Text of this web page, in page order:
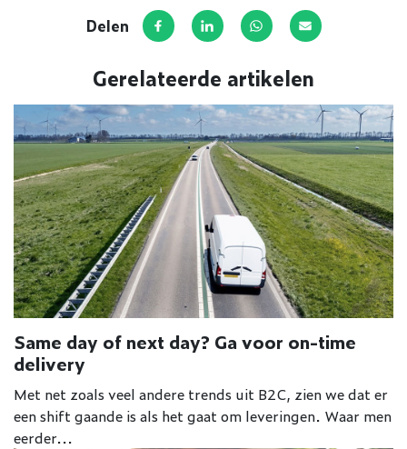
Delen Deel op Facebook
Deel via LinkedIn
Deel via WhatsApp
Deel via E-mail
Gerelateerde artikelen
Same day of next day? Ga voor on-time
delivery
Met net zoals veel andere trends uit B2C, zien we dat er
een shift gaande is als het gaat om leveringen. Waar men
eerder...